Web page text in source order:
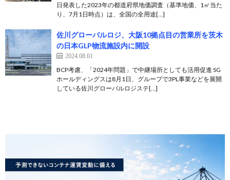
日発表した2023年の都道府県地価調査（基準地価、1㎡当た
り、7月1日時点）は、全国の全用途[…]
佐川グローバルロジ、大阪10拠点目の営業所を茨木
の日本GLP物流施設内に開設
2024.08.01
BCP考慮、「2024年問題」で中継場所としても活用促進 SG
ホールディングスは8月1日、グループで3PL事業などを展開
している佐川グローバルロジステ[…]